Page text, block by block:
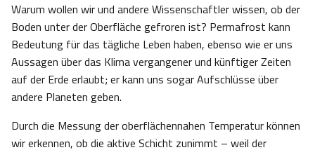
Warum wollen wir und andere Wissenschaftler wissen, ob der
Boden unter der Oberfläche gefroren ist? Permafrost kann
Bedeutung für das tägliche Leben haben, ebenso wie er uns
Aussagen über das Klima vergangener und künftiger Zeiten
auf der Erde erlaubt; er kann uns sogar Aufschlüsse über
andere Planeten geben.
Durch die Messung der oberflächennahen Temperatur können
wir erkennen, ob die aktive Schicht zunimmt – weil der